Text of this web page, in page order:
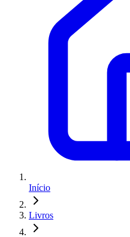
Início
Livros